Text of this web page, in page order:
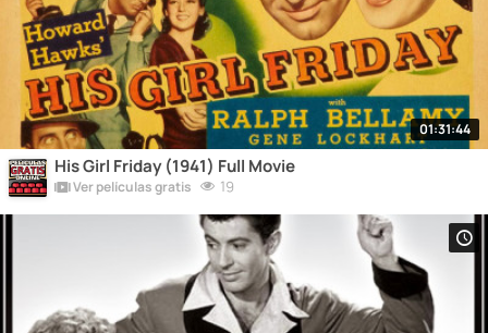
01:31:44
His Girl Friday (1941) Full Movie
Ver películas gratis 19